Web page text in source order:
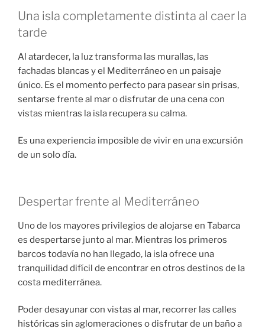
Una isla completamente distinta al caer la
tarde
Al atardecer, la luz transforma las murallas, las
fachadas blancas y el Mediterráneo en un paisaje
único. Es el momento perfecto para pasear sin prisas,
sentarse frente al mar o disfrutar de una cena con
vistas mientras la isla recupera su calma.
Es una experiencia imposible de vivir en una excursión
de un solo día.
Despertar frente al Mediterráneo
Uno de los mayores privilegios de alojarse en Tabarca
es despertarse junto al mar. Mientras los primeros
barcos todavía no han llegado, la isla ofrece una
tranquilidad difícil de encontrar en otros destinos de la
costa mediterránea.
Poder desayunar con vistas al mar, recorrer las calles
históricas sin aglomeraciones o disfrutar de un baño a